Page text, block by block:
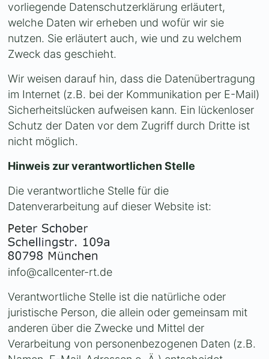
vorliegende Datenschutzerklärung erläutert,
welche Daten wir erheben und wofür wir sie
nutzen. Sie erläutert auch, wie und zu welchem
Zweck das geschieht.
Wir weisen darauf hin, dass die Datenübertragung
im Internet (z.B. bei der Kommunikation per E-Mail)
Sicherheitslücken aufweisen kann. Ein lückenloser
Schutz der Daten vor dem Zugriff durch Dritte ist
nicht möglich.
Hinweis zur verantwortlichen Stelle
Die verantwortliche Stelle für die
Datenverarbeitung auf dieser Website ist:
info@callcenter-rt.de
Verantwortliche Stelle ist die natürliche oder
juristische Person, die allein oder gemeinsam mit
anderen über die Zwecke und Mittel der
Verarbeitung von personenbezogenen Daten (z.B.